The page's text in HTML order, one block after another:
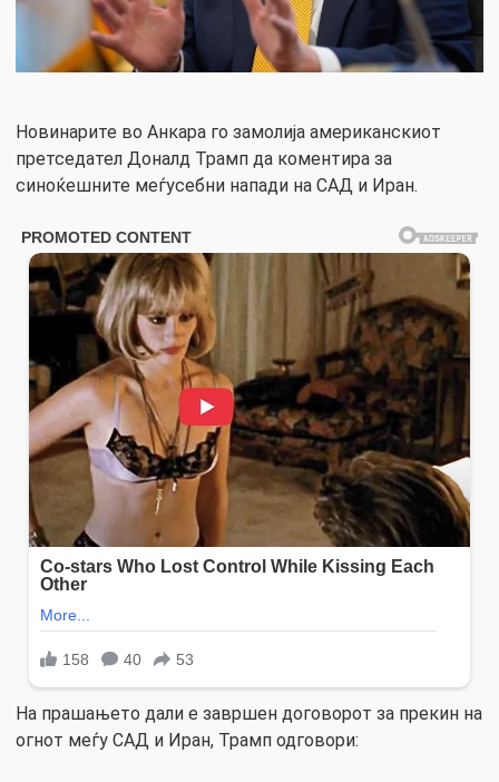
Новинарите во Анкара го замолија американскиот
претседател Доналд Трамп да коментира за
синоќешните меѓусебни напади на САД и Иран.
На прашањето дали е завршен договорот за прекин на
огнот меѓу САД и Иран, Трамп одговори: